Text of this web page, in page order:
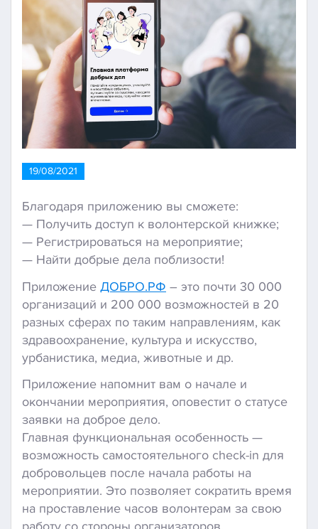
19/08/2021
Благодаря приложению вы сможете:
— Получить доступ к волонтерской книжке;
— Регистрироваться на мероприятие;
— Найти добрые дела поблизости!
Приложение ДОБРО.РФ – это почти 30 000
организаций и 200 000 возможностей в 20
разных сферах по таким направлениям, как
здравоохранение, культура и искусство,
урбанистика, медиа, животные и др.
Приложение напомнит вам о начале и
окончании мероприятия, оповестит о статусе
заявки на доброе дело.
Главная функциональная особенность —
возможность самостоятельного check-in для
добровольцев после начала работы на
мероприятии. Это позволяет сократить время
на проставление часов волонтерам за свою